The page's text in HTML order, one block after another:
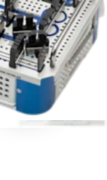
2017 | VVID1-01034-